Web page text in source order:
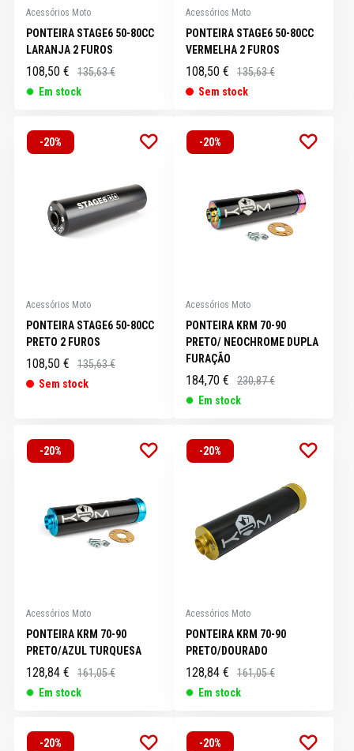
Acessórios Moto
PONTEIRA STAGE6 50-80CC
LARANJA 2 FUROS
108,50 €
135,63 €
Em stock
Acessórios Moto
PONTEIRA STAGE6 50-80CC
VERMELHA 2 FUROS
108,50 €
135,63 €
Sem stock
-20%
Acessórios Moto
PONTEIRA STAGE6 50-80CC
PRETO 2 FUROS
108,50 €
135,63 €
Sem stock
-20%
Acessórios Moto
PONTEIRA KRM 70-90
PRETO/ NEOCHROME DUPLA
FURAÇÃO
184,70 €
230,87 €
Em stock
-20%
Acessórios Moto
PONTEIRA KRM 70-90
PRETO/AZUL TURQUESA
128,84 €
161,05 €
Em stock
-20%
Acessórios Moto
PONTEIRA KRM 70-90
PRETO/DOURADO
128,84 €
161,05 €
Em stock
-20% -20%